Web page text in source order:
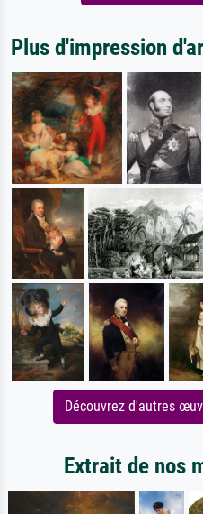
Plus d'impression
Découvrez d'autres
Extrait de nos